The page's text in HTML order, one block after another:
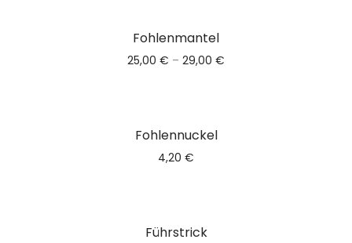
Fohlenmantel
25,00 € – 29,00 €
Fohlennuckel
4,20 €
Führstrick